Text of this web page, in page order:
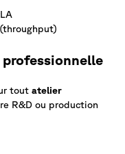
tout atelier
R&D ou production